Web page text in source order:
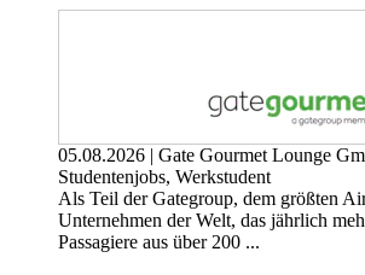
05.08.2026 | Gate Gourmet Lounge
Studentenjobs, Werkstudent
Als Teil der Gategroup, dem größten
Unternehmen der Welt, das jährlich
Passagiere aus über 200 ...